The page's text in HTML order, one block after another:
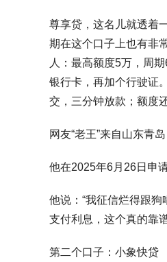
尊享贷，这名儿就透着
期在这个口子上也有非
人：最高额度5万，周
银行卡，再加个行驶证
交，三分钟放款；额度
网友“老王”来自山东青岛
他在2025年6月26日申
他说：“我征信烂得跟
支付利息，这个真的靠
第二个口子：小象快贷